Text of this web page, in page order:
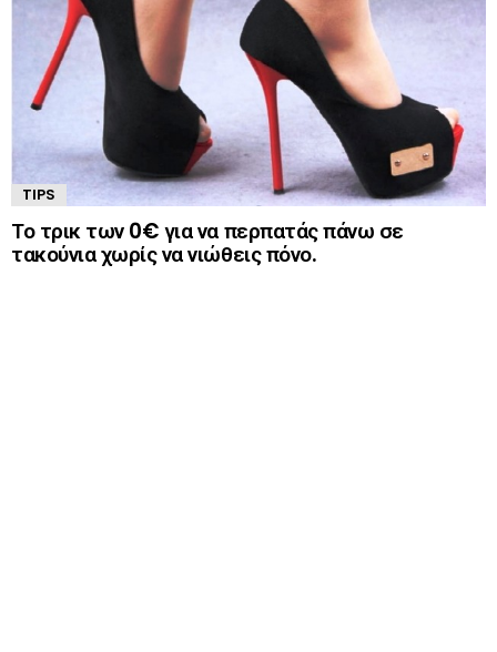
TIPS
Το τρικ των 0€ για να περπατάς πάνω σε
τακούνια χωρίς να νιώθεις πόνο.